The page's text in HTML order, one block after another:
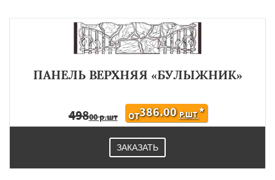
ПАНЕЛЬ ВЕРХНЯЯ «БУЛЫЖНИК»
49800 р.шт ОТ386.00 Р.ШТ*
ЗАКАЗАТЬ